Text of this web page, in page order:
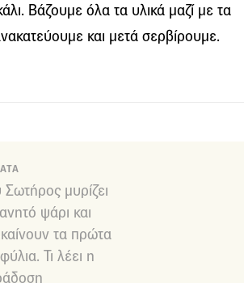
Βάζουμε όλα τα υλικά μαζί με τα
και μετά σερβίρουμε.
μυρίζει
ψάρι και
τα πρώτα
Τι λέει η